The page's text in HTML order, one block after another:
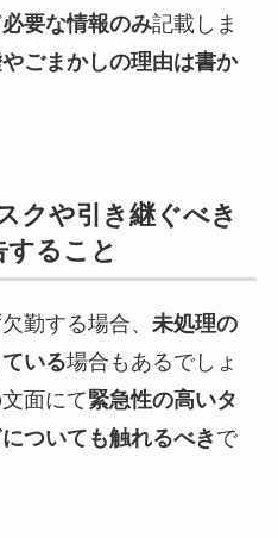
必要な情報のみ記載しま
ごまかしの理由は書か
クや引き継ぐべき
ること
勤する場合、 未処理の
いる場合もあるでしょ
面にて緊急性の高いタ
ついても触れるべき で